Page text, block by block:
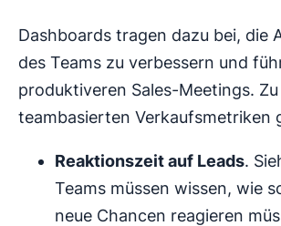
Dashboards tragen dazu bei, die
des Teams zu verbessern und
produktiveren Sales-Meetings.
teambasierten Verkaufsmetriken
Reaktionszeit auf Leads.
Teams müssen wissen, wie
neue Chancen reagieren